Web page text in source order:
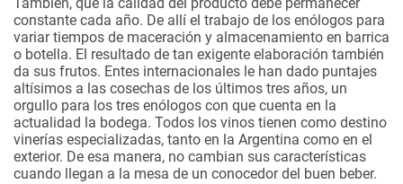
constante cada año. De allí el trabajo de los enólogos para
variar tiempos de maceración y almacenamiento en barrica
o botella. El resultado de tan exigente elaboración también
da sus frutos. Entes internacionales le han dado puntajes
altísimos a las cosechas de los últimos tres años, un
orgullo para los tres enólogos con que cuenta en la
actualidad la bodega. Todos los vinos tienen como destino
vinerías especializadas, tanto en la Argentina como en el
exterior. De esa manera, no cambian sus características
cuando llegan a la mesa de un conocedor del buen beber.